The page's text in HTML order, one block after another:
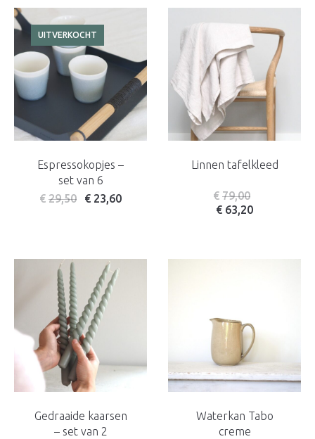
UITVERKOCHT
Espressokopjes –
set van 6
€ 29,50 € 23,60
Linnen tafelkleed
€ 79,00
€ 63,20
Gedraaide kaarsen
– set van 2
Waterkan Tabo
creme